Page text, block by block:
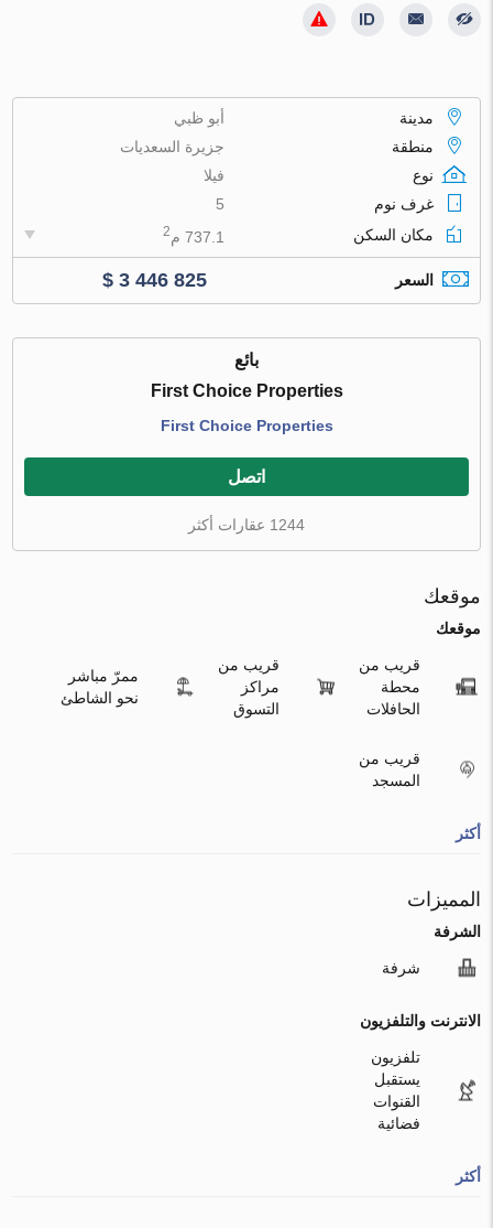
مدينة
أبو ظبي
منطقة
جزيرة السعديات
نوع
فيلا
غرف نوم
5
مكان السكن
737.1 م 2
السعر $ 3 446 825
بائع
First Choice Properties
First Choice Properties
اتصل
1244 عقارات أكثر
موقعك
موقعك
قريب من
محطة
الحافلات
قريب من
مراكز
التسوق
ممرّ مباشر
نحو الشاطئ
قريب من
المسجد
أكثر
المميزات
الشرفة
شرفة
الانترنت والتلفزيون
تلفزيون
يستقبل
القنوات
فضائية
أكثر